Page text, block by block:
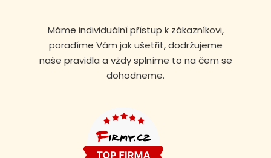
Máme individuální přístup k zákazníkovi,
poradíme Vám jak ušetřit, dodržujeme
naše pravidla a vždy splníme to na čem se
dohodneme.